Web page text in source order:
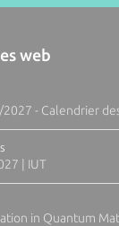
web
- Calendrier
| IUT
in Quantum